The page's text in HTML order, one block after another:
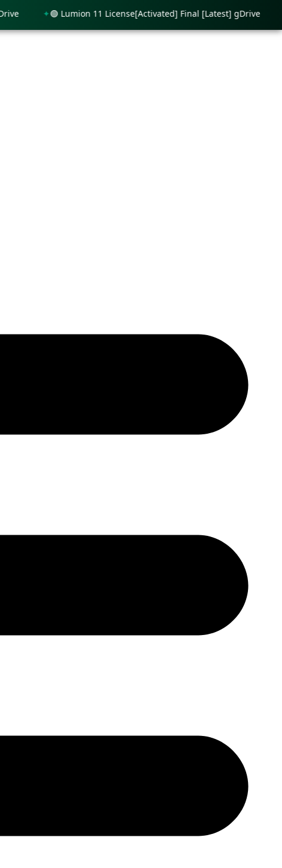
🟢 Lumion 11 License[Activated] Final [Latest] gDrive